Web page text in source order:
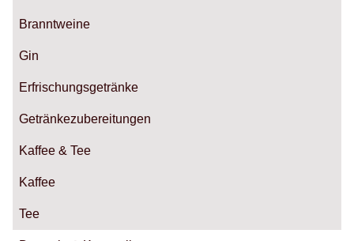
Branntweine
Gin
Erfrischungsgetränke
Getränkezubereitungen
Kaffee & Tee
Kaffee
Tee